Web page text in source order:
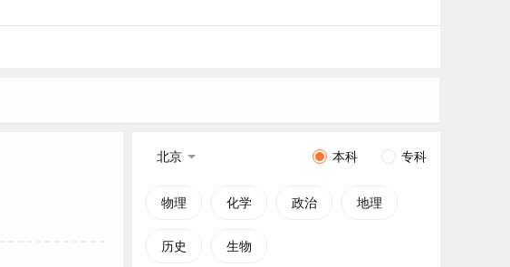
北京 本科 专科
物理 化学 政治 地理
历史 生物